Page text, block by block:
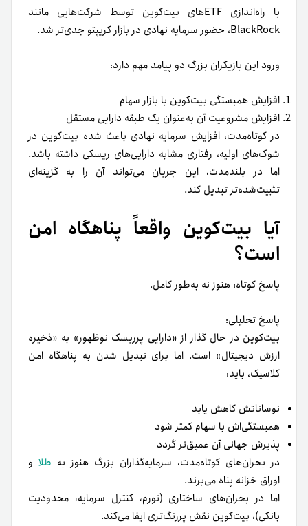
با راه‌اندازی ETFهای بیت‌کوین توسط شرکت‌هایی مانند
BlackRock، حضور سرمایه نهادی در بازار کریپتو جدی‌تر شد.
ورود این بازیگران بزرگ دو پیامد مهم دارد:
افزایش همبستگی بیت‌کوین با بازار سهام
افزایش مشروعیت آن به‌عنوان یک طبقه دارایی مستقل
در کوتاه‌مدت، افزایش سرمایه نهادی باعث شده بیت‌کوین در
شوک‌های اولیه، رفتاری مشابه دارایی‌های ریسکی داشته باشد.
اما در بلندمدت، این جریان می‌تواند آن را به گزینه‌ای
تثبیت‌شده‌تر تبدیل کند.
آیا بیت‌کوین واقعاً پناهگاه امن
است؟
پاسخ کوتاه: هنوز نه به‌طور کامل.
پاسخ تحلیلی:
بیت‌کوین در حال گذار از «دارایی پرریسک نوظهور» به «ذخیره
ارزش دیجیتال» است. اما برای تبدیل شدن به پناهگاه امن
کلاسیک، باید:
نوساناتش کاهش یابد
همبستگی‌اش با سهام کمتر شود
پذیرش جهانی آن عمیق‌تر گردد
در بحران‌های کوتاه‌مدت، سرمایه‌گذاران بزرگ هنوز به طلا و
اوراق خزانه پناه می‌برند.
اما در بحران‌های ساختاری (تورم، کنترل سرمایه، محدودیت
بانکی)، بیت‌کوین نقش پررنگ‌تری ایفا می‌کند.